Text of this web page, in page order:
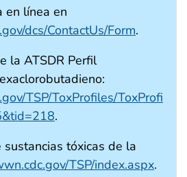
en línea en
dcs/ContactUs/Form.
la ATSDR Perfil
TSP/ToxProfiles/ToxProfi
.
tóxicas de la
TSP/index.aspx.